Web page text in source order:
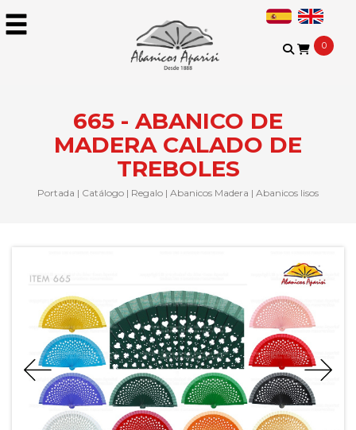
0
665 - ABANICO DE
MADERA CALADO DE
TREBOLES
Portada | Catálogo | Regalo | Abanicos Madera | Abanicos lisos